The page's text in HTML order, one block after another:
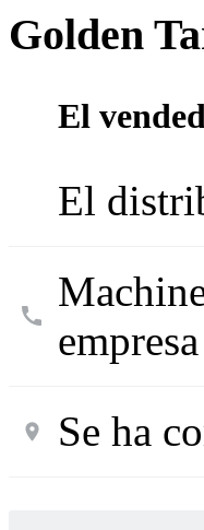
Golden
El
El
empresa
Se ha